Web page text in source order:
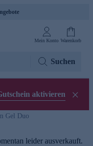
Mein Konto Warenkorb
Suchen
aktivieren
Gel Duo
leider ausverkauft.